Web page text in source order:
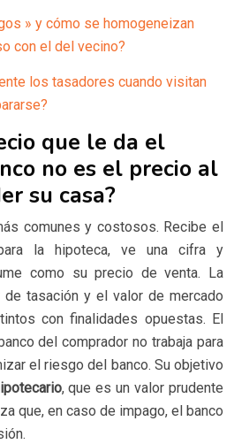
» y cómo se homogeneizan
con el del vecino?
los tasadores cuando visitan
que le da el
no es el precio al
su casa?
comunes y costosos. Recibe el
la hipoteca, ve una cifra y
como su precio de venta. La
tasación y el valor de mercado
con finalidades opuestas. El
del comprador no trabaja para
el riesgo del banco. Su objetivo
, que es un valor prudente
que, en caso de impago, el banco